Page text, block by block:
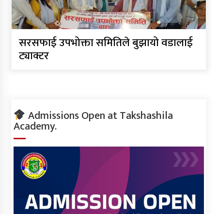
सरसफाई उपभोक्ता समितिले बुझायो वडालाई
ट्याक्टर
Admissions Open at Takshashila
Academy.